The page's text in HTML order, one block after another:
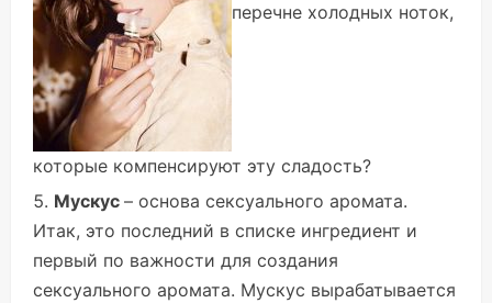
перечне холодных ноток,
которые компенсируют эту сладость?
Мускус – основа сексуального аромата.
Итак, это последний в списке ингредиент и
первый по важности для создания
сексуального аромата. Мускус вырабатывается